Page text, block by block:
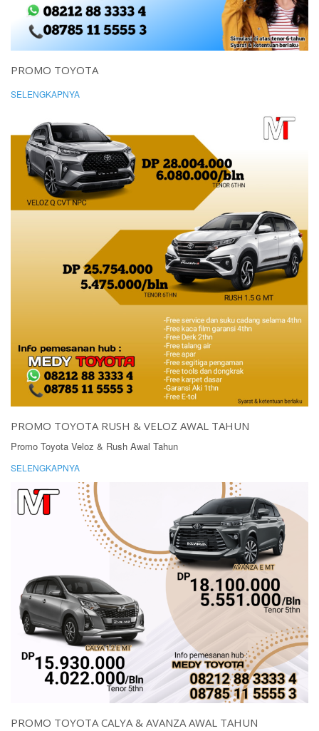
PROMO TOYOTA
SELENGKAPNYA
PROMO TOYOTA RUSH & VELOZ AWAL TAHUN
Promo Toyota Veloz & Rush Awal Tahun
SELENGKAPNYA
PROMO TOYOTA CALYA & AVANZA AWAL TAHUN